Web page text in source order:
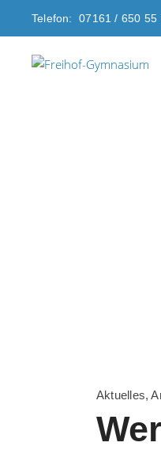
Telefon: 07161 / 650 55
Aktuelles,